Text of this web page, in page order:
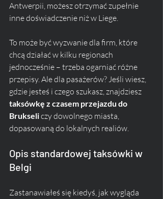
Antwerpii, możesz otrzymać zupełnie
inne doświadczenie niż w Liege.
To może być wyzwanie dla firm, które
chcą działać w kilku regionach
jednocześnie – trzeba ogarniać różne
przepisy. Ale dla pasażerów? Jeśli wiesz,
gdzie jesteś i czego szukasz, znajdziesz
taksówkę z czasem przejazdu do
Brukseli czy dowolnego miasta,
dopasowaną do lokalnych realiów.
Opis standardowej taksówki w
Belgi
Zastanawiałeś się kiedyś, jak wygląda